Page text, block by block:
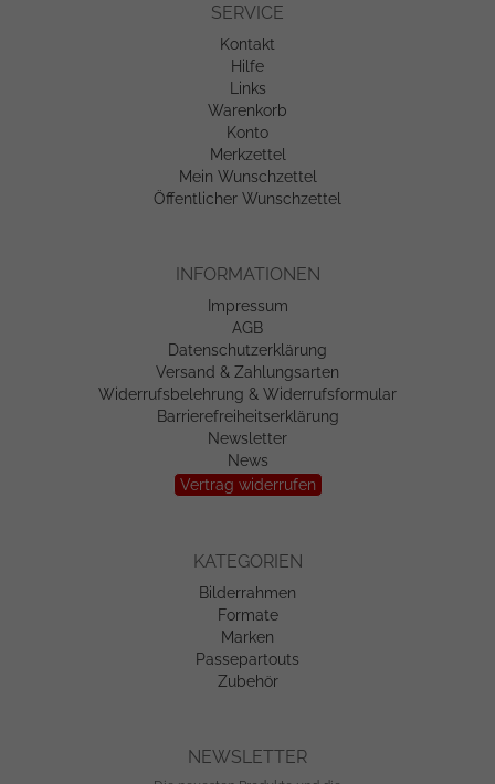
SERVICE
Kontakt
Hilfe
Links
Warenkorb
Konto
Merkzettel
Mein Wunschzettel
Öffentlicher Wunschzettel
INFORMATIONEN
Impressum
AGB
Datenschutzerklärung
Versand & Zahlungsarten
Widerrufsbelehrung & Widerrufsformular
Barrierefreiheitserklärung
Newsletter
News
Vertrag widerrufen
KATEGORIEN
Bilderrahmen
Formate
Marken
Passepartouts
Zubehör
NEWSLETTER